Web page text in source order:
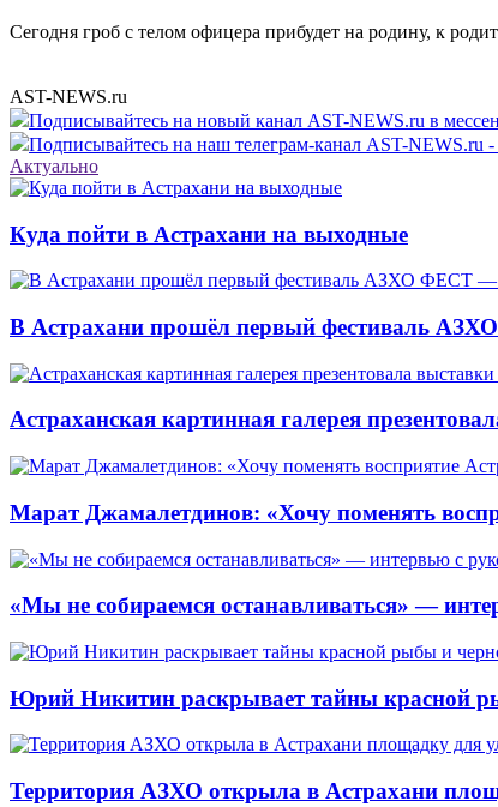
Сегодня гроб с телом офицера прибудет на родину, к
AST-NEWS.ru
Подписывайтесь на новый канал AST-NEWS.ru в
Подписывайтесь на наш телеграм-канал AST-NEWS.ru
Актуально
Куда пойти в Астрахани на выходные
В Астрахани прошёл первый фестиваль
Астраханская картинная галерея
Марат Джамалетдинов: «Хочу поменять
«Мы не собираемся останавливаться» —
Юрий Никитин раскрывает тайны красной
Территория АЗХО открыла в Астрахани